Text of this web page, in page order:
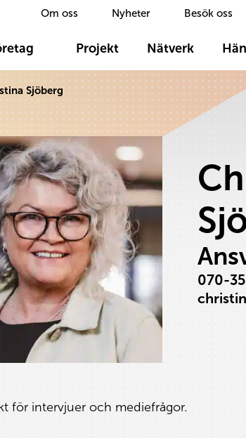
Om oss Nyheter Besök oss
Projekt Nätverk
Sjöberg
070-
för intervjuer och mediefrågor.